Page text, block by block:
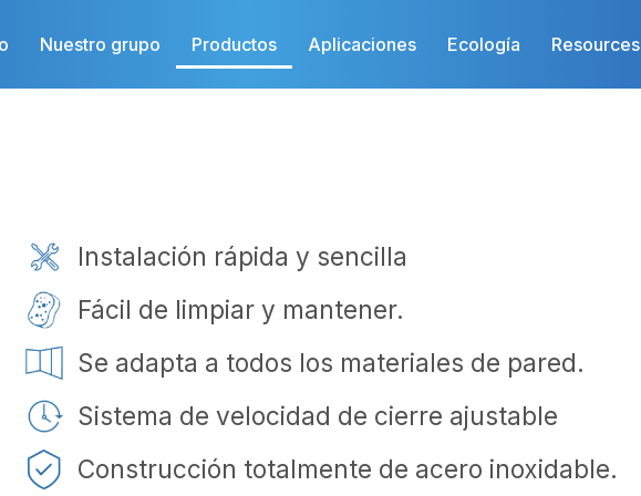
Nuestro grupo Productos Aplicaciones Ecología Resources
Instalación rápida y sencilla
Fácil de limpiar y mantener.
Se adapta a todos los materiales de pared.
Sistema de velocidad de cierre ajustable
Construcción totalmente de acero inoxidable.